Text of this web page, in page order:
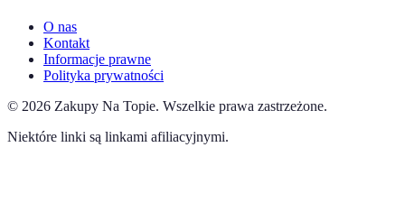
O nas
Kontakt
Informacje prawne
Polityka prywatności
© 2026 Zakupy Na Topie. Wszelkie prawa zastrzeżone.
Niektóre linki są linkami afiliacyjnymi.